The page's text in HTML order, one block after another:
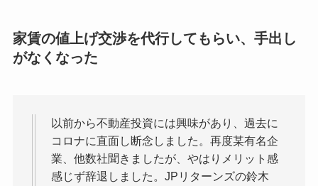
家賃の値上げ交渉を代行してもらい、手出し
がなくなった
以前から不動産投資には興味があり、過去に
コロナに直面し断念しました。再度某有名企
業、他数社聞きましたが、やはりメリット感
感じず辞退しました。JPリターンズの鈴木